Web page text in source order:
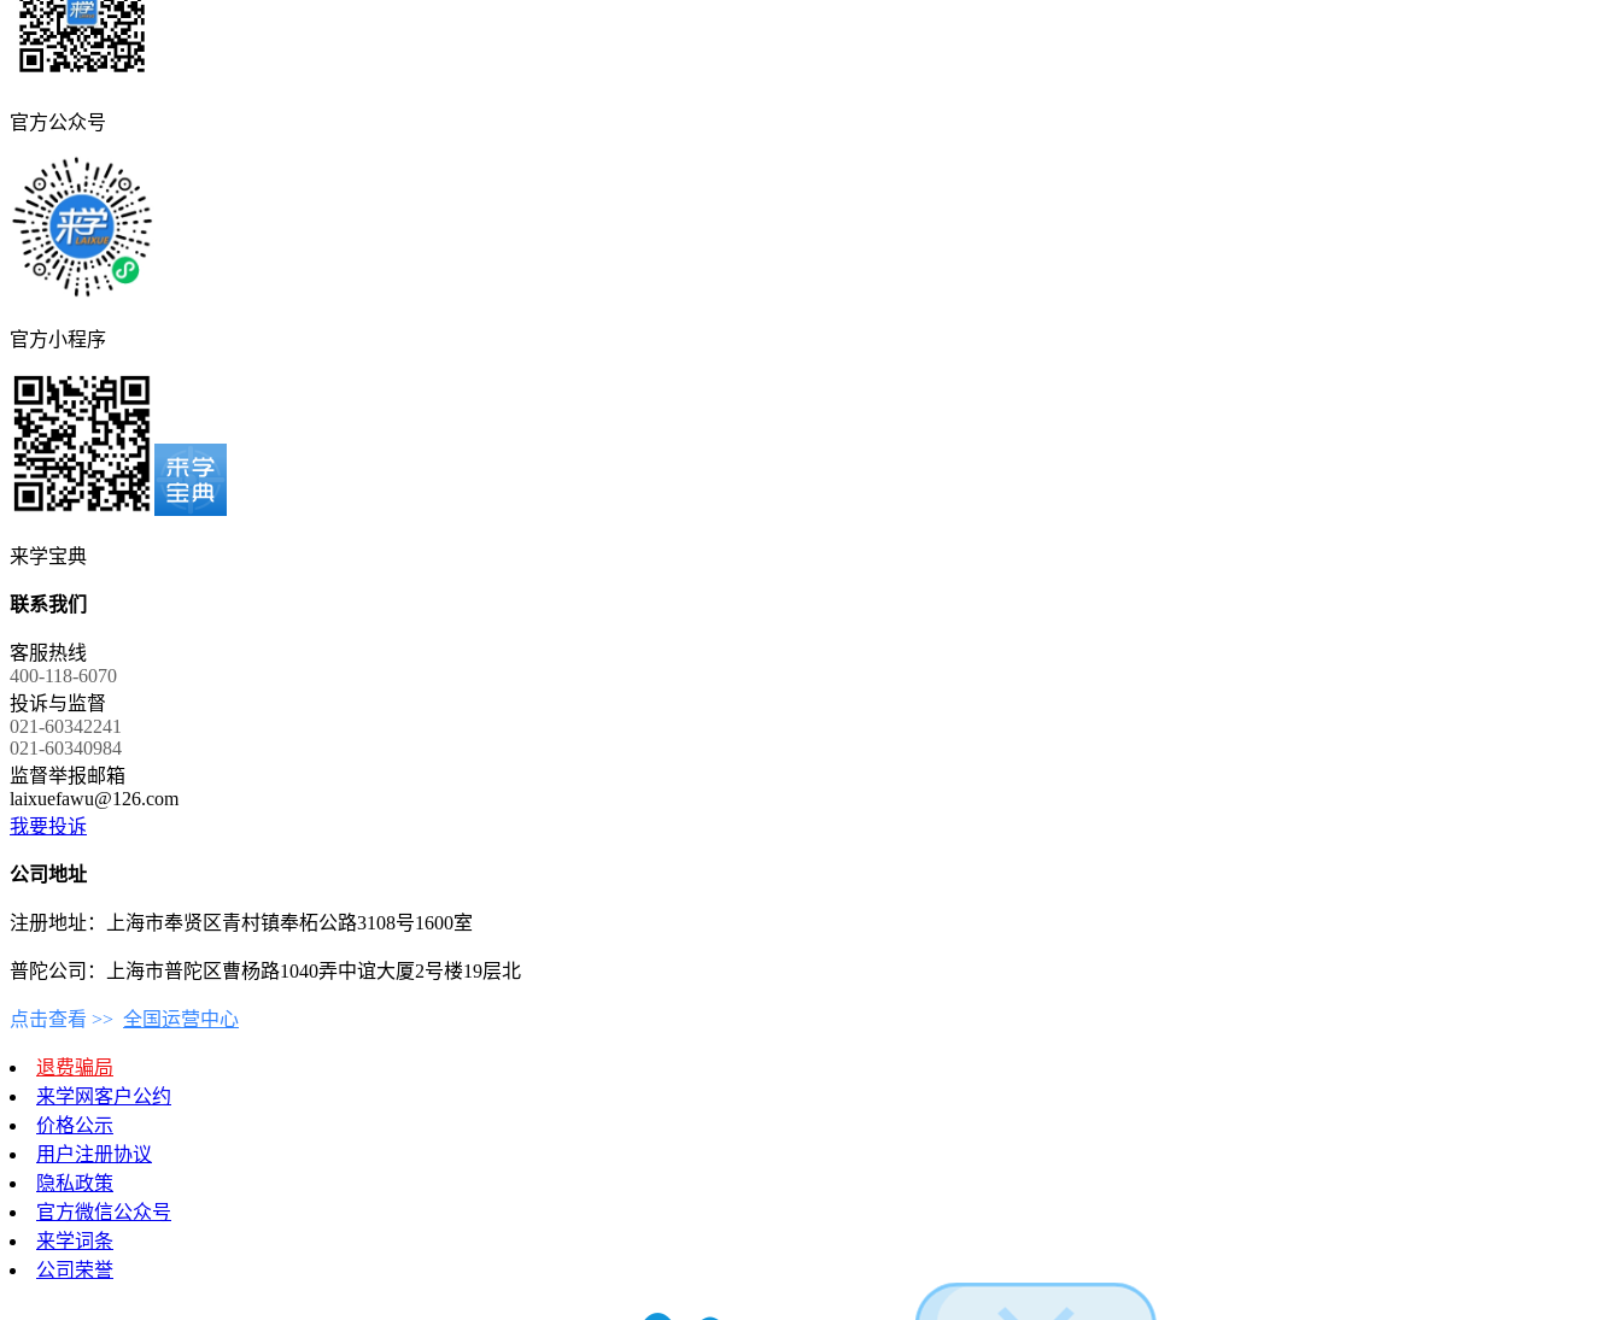
官方公众号
官方小程序
来学宝典
联系我们
客服热线
400-118-6070
投诉与监督
021-60342241
021-60340984
监督举报邮箱
laixuefawu@126.com
我要投诉
公司地址
注册地址：上海市奉贤区青村镇奉柘公路3108号1600室
普陀公司：上海市普陀区曹杨路1040弄中谊大厦2号楼19层北
点击查看 >> 全国运营中心
退费骗局
来学网客户公约
价格公示
用户注册协议
隐私政策
官方微信公众号
来学词条
公司荣誉